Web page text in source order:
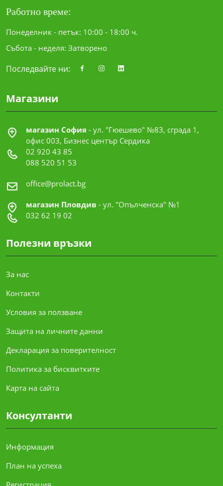
Работно време:
Понеделник - петък: 10:00 - 18:00 ч.
Събота - неделя: Затворено
Последвайте ни:
Магазини
магазин София - ул. "Гюешево" №83, сграда 1,
офис 003, Бизнес център Сердика
02 920 43 85
088 520 51 53
office@prolact.bg
магазин Пловдив - ул. "Опълченска" №1
032 62 19 02
Полезни връзки
За нас
Контакти
Условия за ползване
Защита на личните данни
Декларация за поверителност
Политика за бисквитките
Карта на сайта
Консултанти
Информация
План на успеха